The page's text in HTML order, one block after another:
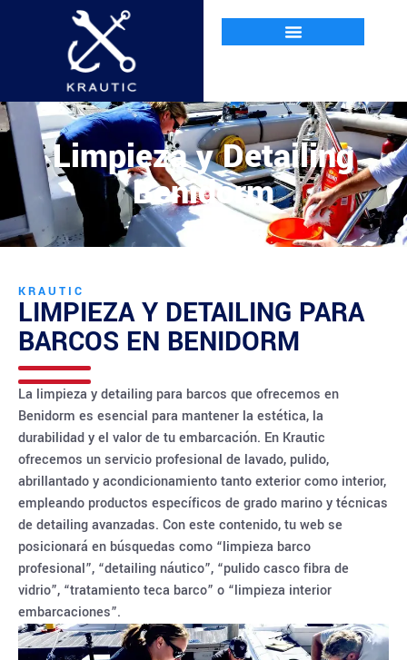
Limpieza y Detailing
Benidorm
KRAUTIC
LIMPIEZA Y DETAILING PARA
BARCOS EN BENIDORM
La limpieza y detailing para barcos que ofrecemos en
Benidorm es esencial para mantener la estética, la
durabilidad y el valor de tu embarcación. En Krautic
ofrecemos un servicio profesional de lavado, pulido,
abrillantado y acondicionamiento tanto exterior como interior,
empleando productos específicos de grado marino y técnicas
de detailing avanzadas. Con este contenido, tu web se
posicionará en búsquedas como “limpieza barco
profesional”, “detailing náutico”, “pulido casco fibra de
vidrio”, “tratamiento teca barco” o “limpieza interior
embarcaciones”.